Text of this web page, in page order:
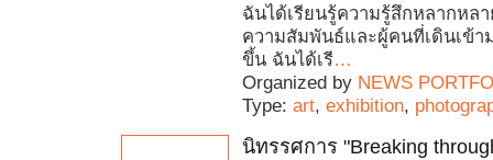
ฉันได้เรียนรู้ความรู้สึกหลากหล
ความสัมพันธ์และผู้คนที่เดินเข้า
ขึ้น ฉันได้เรี…
Organized by NEWS
Type: art, exhibition,
นิทรรศการ "Breaking